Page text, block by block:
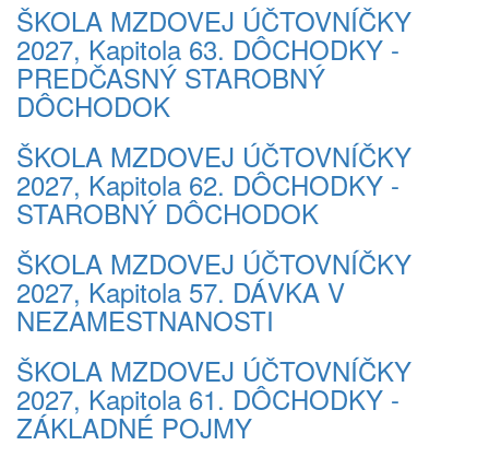
ŠKOLA MZDOVEJ ÚČTOVNÍČKY
2027, Kapitola 63. DÔCHODKY -
PREDČASNÝ STAROBNÝ
DÔCHODOK
ŠKOLA MZDOVEJ ÚČTOVNÍČKY
2027, Kapitola 62. DÔCHODKY -
STAROBNÝ DÔCHODOK
ŠKOLA MZDOVEJ ÚČTOVNÍČKY
2027, Kapitola 57. DÁVKA V
NEZAMESTNANOSTI
ŠKOLA MZDOVEJ ÚČTOVNÍČKY
2027, Kapitola 61. DÔCHODKY -
ZÁKLADNÉ POJMY